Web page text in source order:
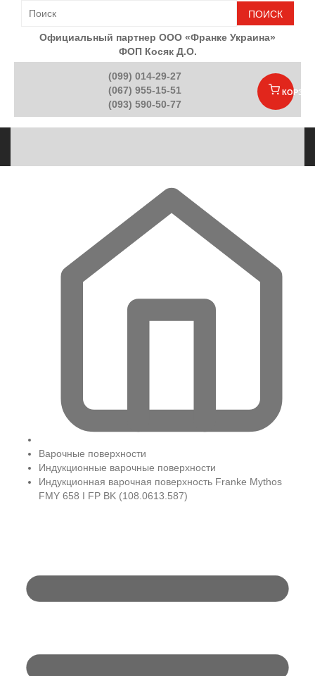
ПОИСК
Официальный партнер ООО «Франке Украина»
ФОП Косяк Д.О.
(099) 014-29-27
(067) 955-15-51
(093) 590-50-77
Варочные поверхности
Индукционные варочные поверхности
Индукционная варочная поверхность Franke Mythos
FMY 658 I FP BK (108.0613.587)